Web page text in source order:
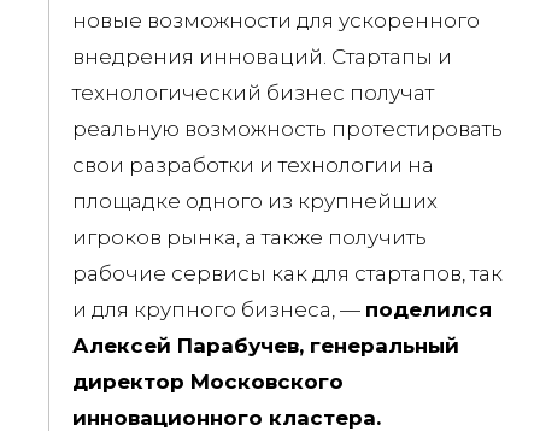
новые возможности для ускоренного
внедрения инноваций. Стартапы и
технологический бизнес получат
реальную возможность протестировать
свои разработки и технологии на
площадке одного из крупнейших
игроков рынка, а также получить
рабочие сервисы как для стартапов, так
и для крупного бизнеса, — поделился
Алексей Парабучев, генеральный
директор Московского
инновационного кластера.